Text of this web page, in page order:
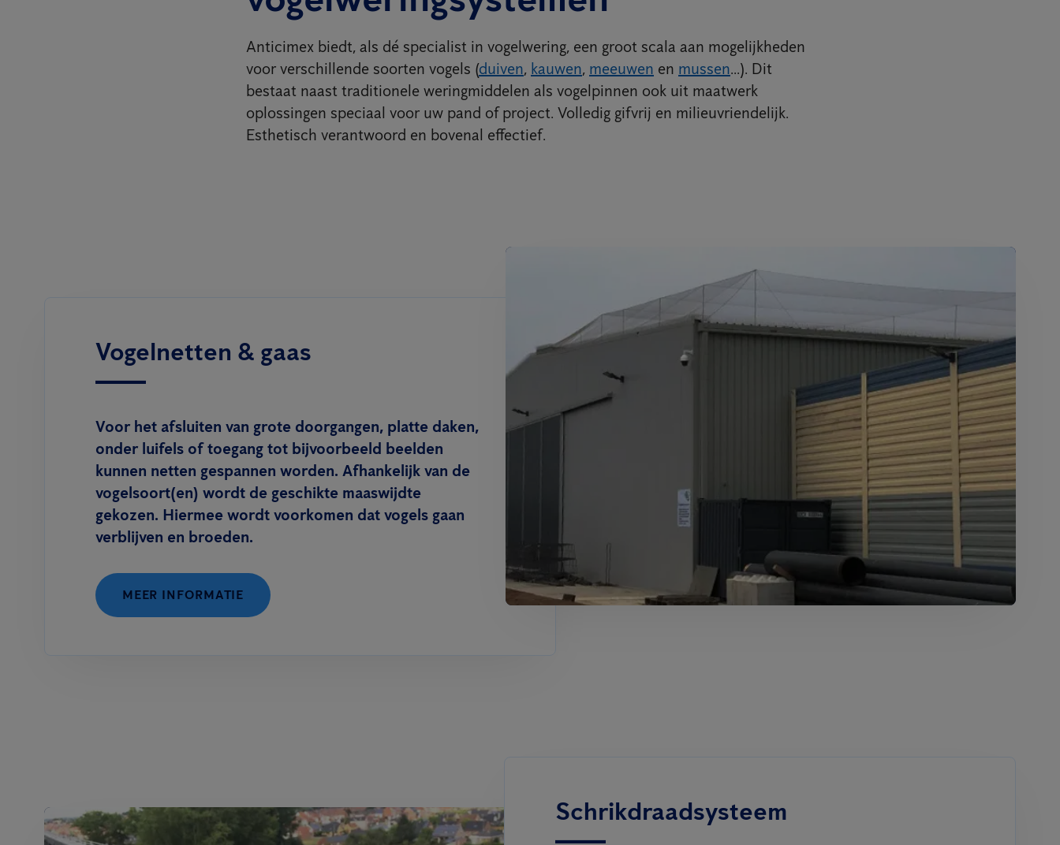
Anticimex biedt, als dé specialist in vogelwering, een groot scala aan mogelijkheden
voor verschillende soorten vogels (duiven, kauwen, meeuwen en mussen...). Dit
bestaat naast traditionele weringmiddelen als vogelpinnen ook uit maatwerk
oplossingen speciaal voor uw pand of project. Volledig gifvrij en milieuvriendelijk.
Esthetisch verantwoord en bovenal effectief.
Vogelnetten & gaas
Voor het afsluiten van grote doorgangen, platte daken,
onder luifels of toegang tot bijvoorbeeld beelden
kunnen netten gespannen worden. Afhankelijk van de
vogelsoort(en) wordt de geschikte maaswijdte
gekozen. Hiermee wordt voorkomen dat vogels gaan
verblijven en broeden.
MEER INFORMATIE
Schrikdraadsysteem